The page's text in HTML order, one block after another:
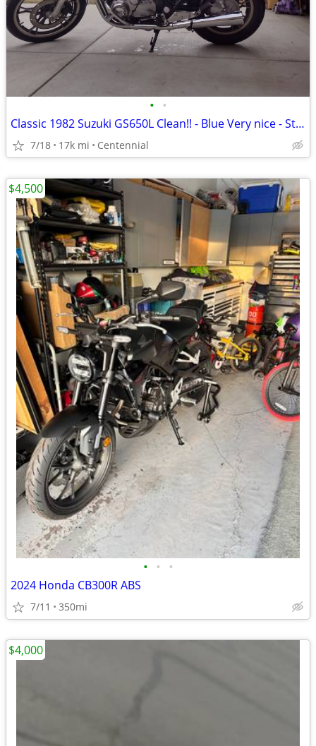
• •
Classic 1982 Suzuki GS650L Clean!! - Blue Very nice - Still Available
7/18 17k mi Centennial
• • •
2024 Honda CB300R ABS
7/11 350mi
$4,500
$4,000